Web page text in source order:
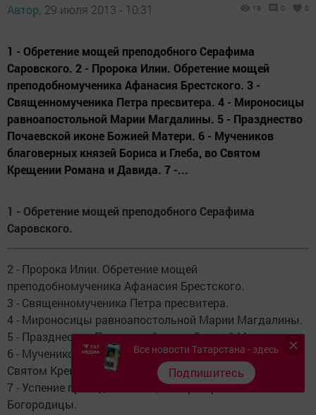
Автор, 29 июля 2013 - 10:31 18 0 0
1 - Обретение мощей преподобного Серафима
Саровского. 2 - Пророка Илии. Обретение мощей
преподобномученика Афанасия Брестского. 3 -
Священномученика Петра пресвитера. 4 - Мироносицы
равноапостольной Марии Магдалины. 5 - Празднество
Почаевской иконе Божией Матери. 6 - Мучеников
благоверных князей Бориса и Глеба, во Святом
Крещении Романа и Давида. 7 -...
1 - Обретение мощей преподобного Серафима
Саровского.
2 - Пророка Илии. Обретение мощей
преподобномученика Афанасия Брестского.
3 - Священномученика Петра пресвитера.
4 - Мироносицы равноапостольной Марии Магдалины.
5 - Празднество Почаевской иконе Божией Матери.
6 - Мучеников благоверных князей Бориса и Глеба, во
Святом Крещении Романа и Давида.
7 - Успение праведной Анны, матери Пресвятой
Богородицы.
Все новости Татарстана - здесь
Подпишитесь